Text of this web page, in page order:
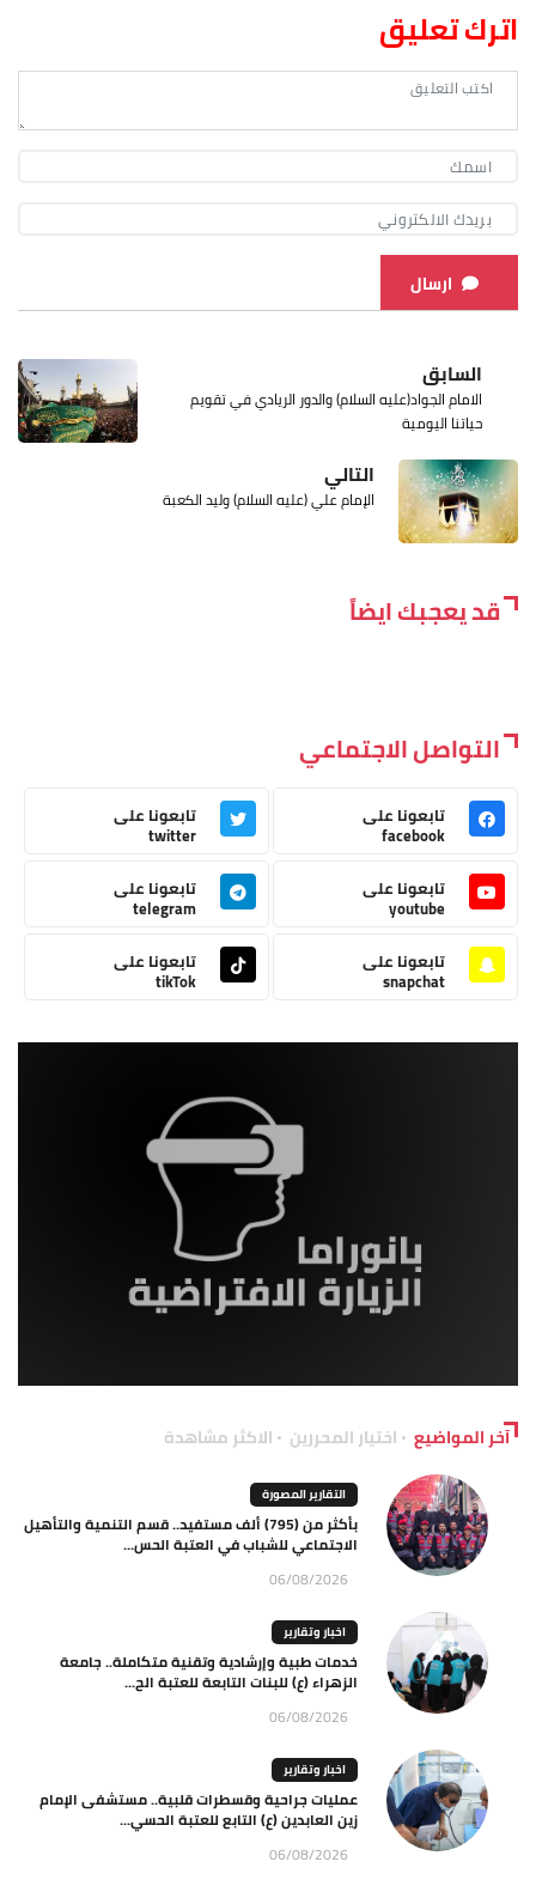
اترك تعليق
ارسال
السابق
الامام الجواد(عليه السلام) والدور الريادي في تقويم
حياتنا اليومية
التالي
الإمام علي (عليه السلام) وليد الكعبة
قد يعجبك ايضاً
التواصل الاجتماعي
تابعونا على
facebook
تابعونا على
twitter
تابعونا على
youtube
تابعونا على
telegram
تابعونا على
snapchat
تابعونا على
tikTok
آخر المواضيع اختيار المحررين الاكثر مشاهدة
التقارير المصورة
بأكثر من (795) ألف مستفيد.. قسم التنمية والتأهيل
الاجتماعي للشباب في العتبة الحس...
06/08/2026
اخبار وتقارير
خدمات طبية وإرشادية وتقنية متكاملة.. جامعة
الزهراء (ع) للبنات التابعة للعتبة الح...
06/08/2026
اخبار وتقارير
عمليات جراحية وقسطرات قلبية.. مستشفى الإمام
زين العابدين (ع) التابع للعتبة الحسي...
06/08/2026